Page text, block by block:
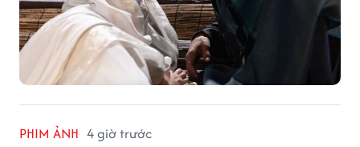
PHIM ẢNH 4 giờ trước